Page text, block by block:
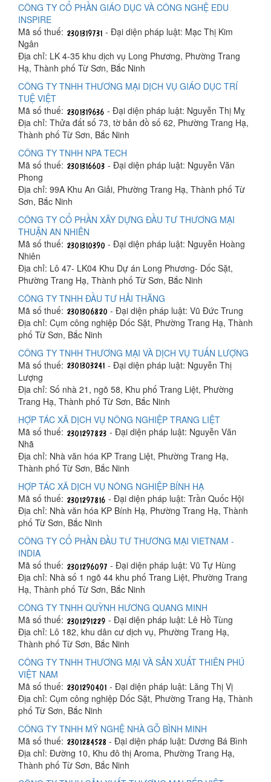
CÔNG TY CỔ PHẦN GIÁO DỤC VÀ CÔNG NGHỆ EDU
INSPIRE
Mã số thuế:
- Đại diện pháp luật: Mạc Thị Kim
Ngân
Địa chỉ: LK 4-35 khu dịch vụ Long Phương, Phường Trang
Hạ, Thành phố Từ Sơn, Bắc Ninh
CÔNG TY TNHH THƯƠNG MẠI DỊCH VỤ GIÁO DỤC TRÍ
TUỆ VIỆT
Mã số thuế:
- Đại diện pháp luật: Nguyễn Thị Mỵ
Địa chỉ: Thửa đất số 73, tờ bản đồ số 62, Phường Trang Hạ,
Thành phố Từ Sơn, Bắc Ninh
CÔNG TY TNHH NPA TECH
Mã số thuế:
- Đại diện pháp luật: Nguyễn Văn
Phong
Địa chỉ: 99A Khu An Giải, Phường Trang Hạ, Thành phố Từ
Sơn, Bắc Ninh
CÔNG TY CỔ PHẦN XÂY DỰNG ĐẦU TƯ THƯƠNG MẠI
THUẬN AN NHIÊN
Mã số thuế:
- Đại diện pháp luật: Nguyễn Hoàng
Nhiên
Địa chỉ: Lô 47- LK04 Khu Dự án Long Phương- Dốc Sặt,
Phường Trang Hạ, Thành phố Từ Sơn, Bắc Ninh
CÔNG TY TNHH ĐẦU TƯ HẢI THĂNG
Mã số thuế:
- Đại diện pháp luật: Vũ Đức Trung
Địa chỉ: Cụm công nghiệp Dốc Sặt, Phường Trang Hạ, Thành
phố Từ Sơn, Bắc Ninh
CÔNG TY TNHH THƯƠNG MẠI VÀ DỊCH VỤ TUẤN LƯỢNG
Mã số thuế:
- Đại diện pháp luật: Nguyễn Thị
Lượng
Địa chỉ: Số nhà 21, ngõ 58, Khu phố Trang Liệt, Phường
Trang Hạ, Thành phố Từ Sơn, Bắc Ninh
HỢP TÁC XÃ DỊCH VỤ NÔNG NGHIỆP TRANG LIỆT
Mã số thuế:
- Đại diện pháp luật: Nguyễn Văn
Nhã
Địa chỉ: Nhà văn hóa KP Trang Liệt, Phường Trang Hạ,
Thành phố Từ Sơn, Bắc Ninh
HỢP TÁC XÃ DỊCH VỤ NÔNG NGHIỆP BÍNH HẠ
Mã số thuế:
- Đại diện pháp luật: Trần Quốc Hội
Địa chỉ: Nhà văn hóa KP Bính Hạ, Phường Trang Hạ, Thành
phố Từ Sơn, Bắc Ninh
CÔNG TY CỔ PHẦN ĐẦU TƯ THƯƠNG MẠI VIETNAM -
INDIA
Mã số thuế:
- Đại diện pháp luật: Vũ Tự Hùng
Địa chỉ: Nhà số 1 ngõ 44 khu phố Trang Liệt, Phường Trang
Hạ, Thành phố Từ Sơn, Bắc Ninh
CÔNG TY TNHH QUỲNH HƯƠNG QUANG MINH
Mã số thuế:
- Đại diện pháp luật: Lê Hồ Tùng
Địa chỉ: Lô 182, khu dân cư dịch vụ, Phường Trang Hạ,
Thành phố Từ Sơn, Bắc Ninh
CÔNG TY TNHH THƯƠNG MẠI VÀ SẢN XUẤT THIÊN PHÚ
VIỆT NAM
Mã số thuế:
- Đại diện pháp luật: Lăng Thị Vị
Địa chỉ: Cụm công nghiệp Dốc Sặt, Phường Trang Hạ, Thành
phố Từ Sơn, Bắc Ninh
CÔNG TY TNHH MỸ NGHỆ NHÀ GỖ BÌNH MINH
Mã số thuế:
- Đại diện pháp luật: Dương Bá Bình
Địa chỉ: Đường 10, Khu đô thị Aroma, Phường Trang Hạ,
Thành phố Từ Sơn, Bắc Ninh